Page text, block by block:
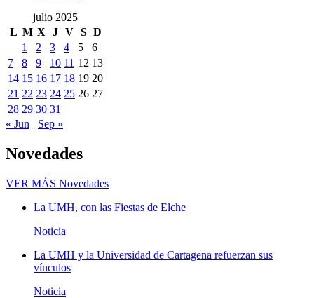
julio 2025
L M X J V S D
1
2 3 4 5
6
7
8 9 10 11 12 13
14 15 16 17 18 19 20
21 22 23 24 25 26 27
28 29 30 31
« Jun
Sep »
Novedades
VER MÁS Novedades
La UMH, con las Fiestas de Elche
Noticia
La UMH y la Universidad de Cartagena refuerzan sus
vínculos
Noticia